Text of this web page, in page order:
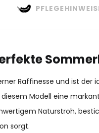
Raffinesse und ist der
Modell eine
Naturstroh,
sorgt.